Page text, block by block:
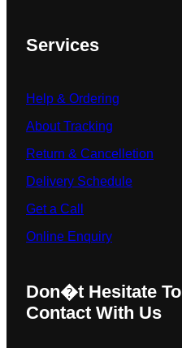
Services
Help & Ordering
About Tracking
Return & Cancelletion
Delivery Schedule
Get a Call
Online Enquiry
Don�t Hesitate To
Contact With Us